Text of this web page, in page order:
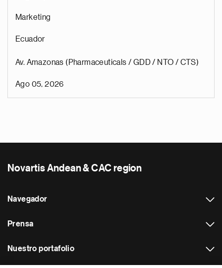
Marketing
Ecuador
Av. Amazonas (Pharmaceuticals / GDD / NTO / CTS)
Ago 05, 2026
Novartis Andean & CAC region
Navegador
Prensa
Nuestro portafolio